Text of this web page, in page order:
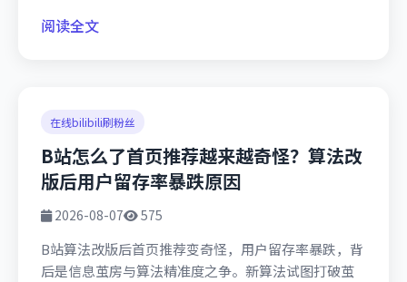
阅读全文
在线bilibili刷粉丝
B站怎么了首页推荐越来越奇怪？算法改
版后用户留存率暴跌原因
2026-08-07 575
B站算法改版后首页推荐变奇怪，用户留存率暴跌，背
后是信息茧房与算法精准度之争。新算法试图打破茧